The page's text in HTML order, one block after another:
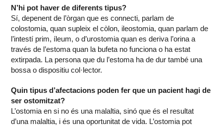
N’hi pot haver de diferents tipus?
Sí, depenent de l’òrgan que es connecti, parlam de
colostomia, quan supleix el còlon, ileostomia, quan parlam de
l’intestí prim, íleum, o d’urostomia quan es deriva l’orina a
través de l’estoma quan la bufeta no funciona o ha estat
extirpada. La persona que du l’estoma ha de dur també una
bossa o dispositiu col·lector.
Quin tipus d’afectacions poden fer que un pacient hagi de
ser ostomitzat?
L’ostomia en si no és una malaltia, sinó que és el resultat
d’una malaltia, i és una oportunitat de vida. L’ostomia pot